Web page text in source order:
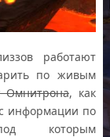
работают
по живым
Омнитрона, как
информации по
которым